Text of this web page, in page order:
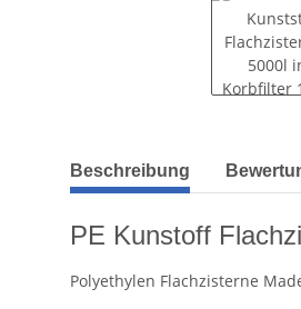
weitere Registerkarten anzeigen
Beschreibung
PE Kunstoff
Polyethylen Flachzisterne